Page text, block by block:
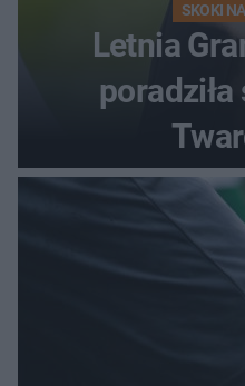
SKOKI
Letnia